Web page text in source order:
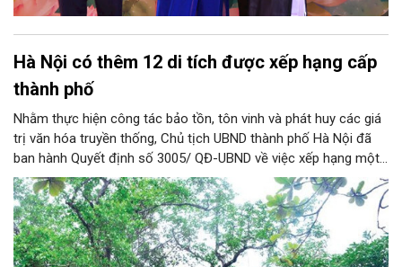
Hà Nội có thêm 12 di tích được xếp hạng cấp
thành phố
Nhằm thực hiện công tác bảo tồn, tôn vinh và phát huy các giá
trị văn hóa truyền thống, Chủ tịch UBND thành phố Hà Nội đã
ban hành Quyết định số 3005/ QĐ-UBND về việc xếp hạng một
loạt di tích lịch sử - văn hóa và danh lam thắng cảnh trên địa
bàn thành phố.